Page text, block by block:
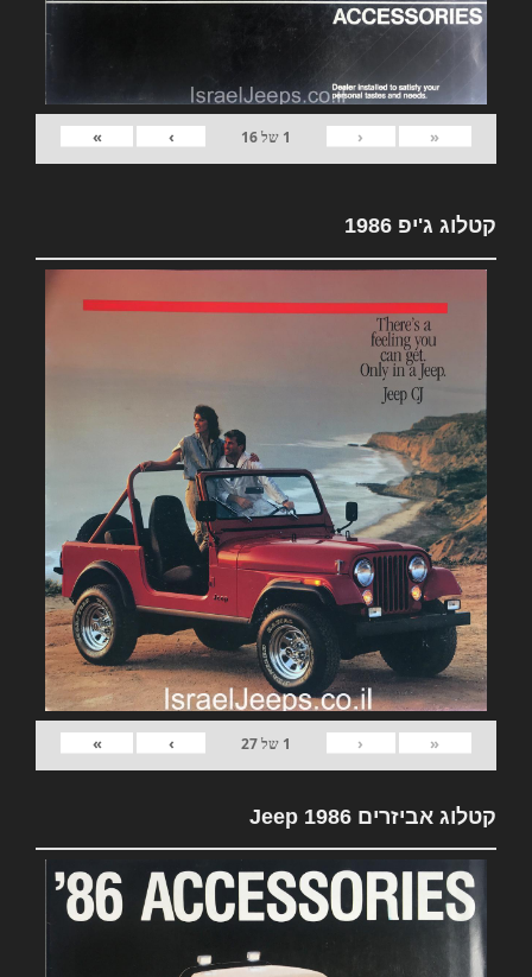
«
‹
1 של16
›
»
קטלוג ג'יפ 1986
«
‹
1 של27
›
»
קטלוג אביזרים Jeep 1986